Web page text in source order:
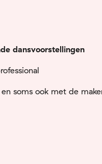
dansvoorstellingen
soms ook met de